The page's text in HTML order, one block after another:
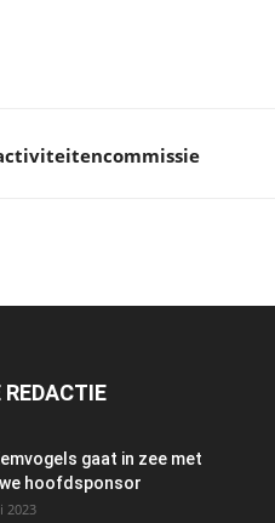
REDACTIE
gaat in zee met
hoofdsponsor
2023